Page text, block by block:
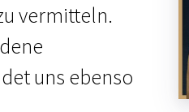
vermitteln.
uns ebenso